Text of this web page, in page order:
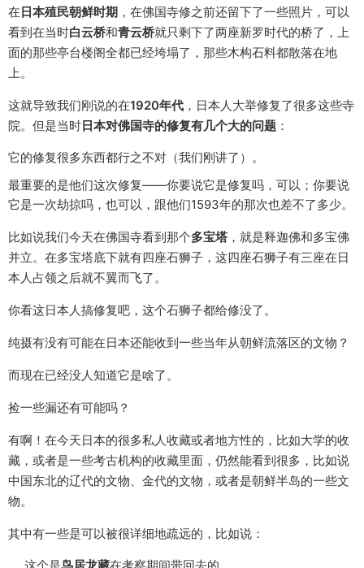
在日本殖民朝鲜时期 ，在佛国寺修之前还留下了一些照片，可以
看到在当时白云桥和青云桥就只剩下了两座新罗时代的桥了，上
面的那些亭台楼阁全都已经垮塌了，那些木构石料都散落在地
上。
这就导致我们刚说的在1920年代 ，日本人大举修复了很多这些寺
院。但是当时日本对佛国寺的修复有几个大的问题 ：
它的修复很多东西都行之不对（我们刚讲了）。
最重要的是他们这次修复——你要说它是修复吗，可以；你要说
它是一次劫掠吗，也可以，跟他们1593年的那次也差不了多少。
比如说我们今天在佛国寺看到那个多宝塔 ，就是释迦佛和多宝佛
并立。在多宝塔底下就有四座石狮子，这四座石狮子有三座在日
本人占领之后就不翼而飞了。
你看这日本人搞修复吧，这个石狮子都给修没了。
纯摄有没有可能在日本还能收到一些当年从朝鲜流落区的文物？
而现在已经没人知道它是啥了。
捡一些漏还有可能吗？
有啊！在今天日本的很多私人收藏或者地方性的，比如大学的收
藏，或者是一些考古机构的收藏里面，仍然能看到很多，比如说
中国东北的辽代的文物、金代的文物，或者是朝鲜半岛的一些文
物。
其中有一些是可以被很详细地疏远的，比如说：